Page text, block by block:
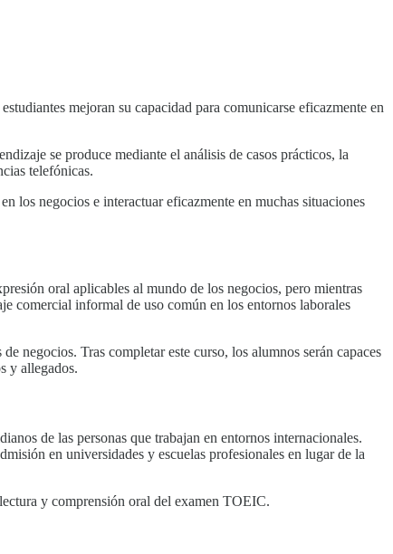
mejoran su capacidad para comunicarse eficazmente en
se produce mediante el análisis de casos prácticos, la
telefónicas.
los negocios e interactuar eficazmente en muchas situaciones
oral aplicables al mundo de los negocios, pero mientras
comercial informal de uso común en los entornos laborales
negocios. Tras completar este curso, los alumnos serán capaces
y allegados.
de las personas que trabajan en entornos internacionales.
en universidades y escuelas profesionales en lugar de la
y comprensión oral del examen TOEIC.